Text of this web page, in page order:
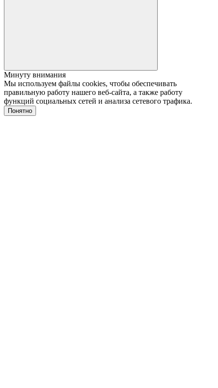
Минуту внимания
Мы используем файлы cookies, чтобы обеспечивать
правильную работу нашего веб-сайта, а также работу
функций социальных сетей и анализа сетевого трафика.
Понятно